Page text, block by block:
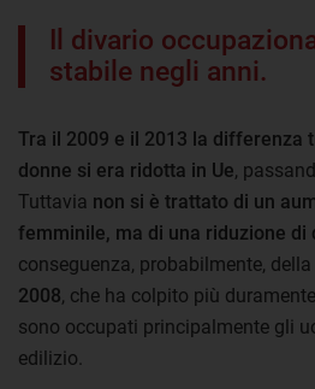
Il divario
stabile negli anni.
Tra il 2009 e il 2013 la differenza
donne si era ridotta in Ue,
Tuttavia non si è trattato di un
femminile, ma di una riduzione di
conseguenza, probabilmente, della
2008, che ha colpito più
sono occupati principalmente gli
edilizio.